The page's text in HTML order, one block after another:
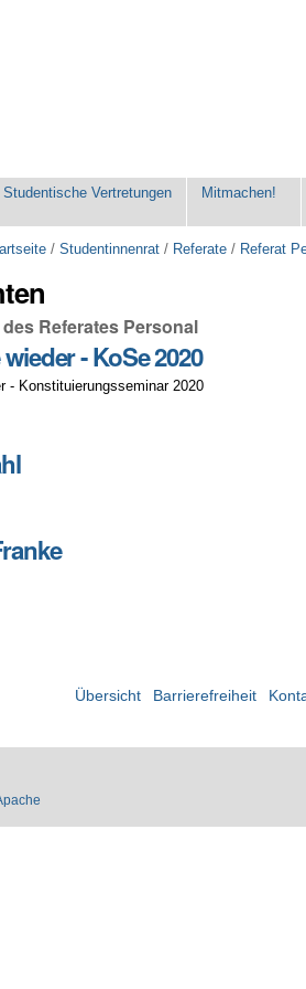
Studentische Vertretungen Mitmachen!
/Studentinnenrat / Referate / Referat
Referates Personal
- KoSe 2020
- Konstituierungsseminar 2020
Übersicht Barrierefreiheit